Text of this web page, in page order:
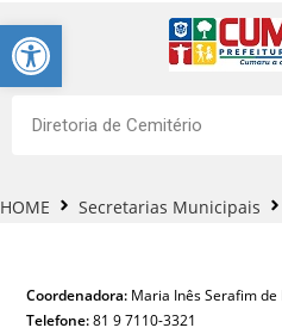
Barra de
HOME Secretarias Municipais
Coordenadora: Maria Inês Serafim de
Telefone:81 9 7110-3321